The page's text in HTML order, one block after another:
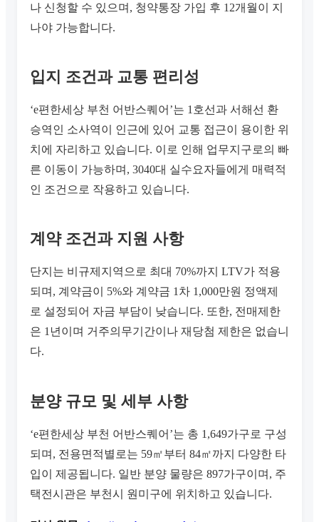
나 신청할 수 있으며, 청약통장 가입 후 12개월이 지
나야 가능합니다.
입지 조건과 교통 편리성
‘e편한세상 부천 어반스퀘어’는 1호선과 서해선 환
승역인 소사역이 인근에 있어 교통 접근이 용이한 위
치에 자리하고 있습니다. 이로 인해 업무지구로의 빠
른 이동이 가능하며, 3040대 실수요자들에게 매력적
인 조건으로 작용하고 있습니다.
계약 조건과 지원 사항
단지는 비규제지역으로 최대 70%까지 LTV가 적용
되며, 계약금이 5%와 계약금 1차 1,000만원 정액제
로 설정되어 자금 부담이 낮습니다. 또한, 전매제한
은 1년이며 거주의무기간이나 재당첨 제한은 없습니
다.
분양 규모 및 세부 사항
‘e편한세상 부천 어반스퀘어’는 총 1,649가구로 구성
되며, 전용면적별로는 59㎡부터 84㎡까지 다양한 타
입이 제공됩니다. 일반 분양 물량은 897가구이며, 주
택전시관은 부천시 원미구에 위치하고 있습니다.